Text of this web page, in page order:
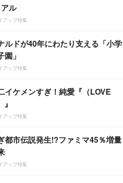
ル
アップ特集
ルドが40年にわたり支える「小学
園」
アップ特集
イケメンすぎ！純愛『（LOVE
アップ特集
都市伝説発生!?ファミマ45％増量
アップ特集